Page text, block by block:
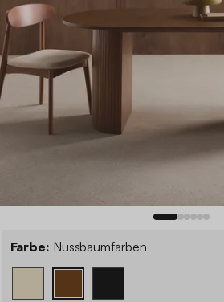
Farbe: Nussbaumfarben